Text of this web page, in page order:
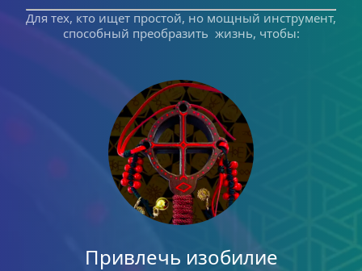
Для тех, кто ищет простой, но мощный инструмент,
способный преобразить  жизнь, чтобы:
Привлечь изобилие